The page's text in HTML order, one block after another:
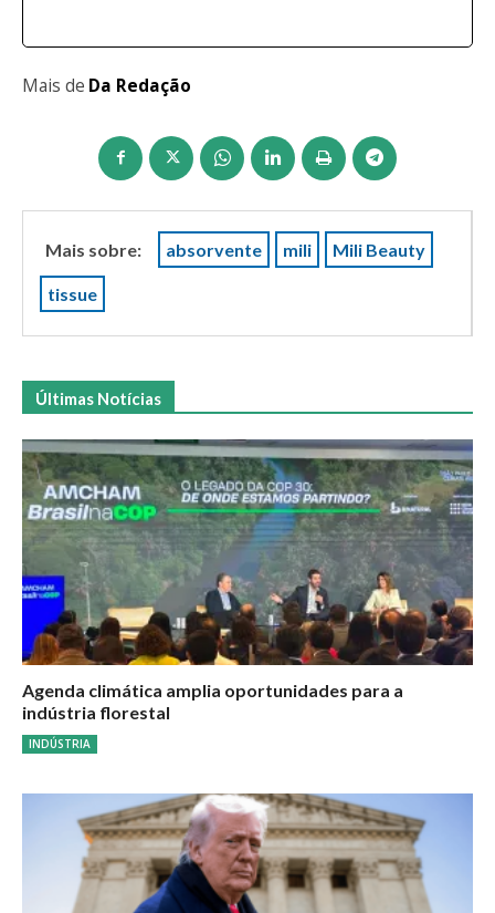
Mais de Da Redação
Mais sobre: absorvente mili Mili Beauty
tissue
Últimas Notícias
Agenda climática amplia oportunidades para a
indústria florestal
INDÚSTRIA